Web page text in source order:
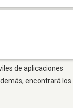
de aplicaciones
encontrará los